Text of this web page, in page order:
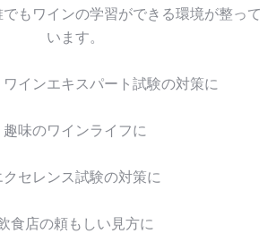
もワインの学習ができる環境が整って
います。
ワインエキスパート試験の対策に
趣味のワインライフに
クセレンス試験の対策に
食店の頼もしい見方に